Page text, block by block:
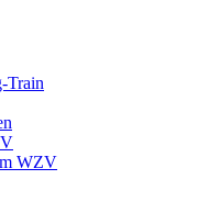
Train
WZV